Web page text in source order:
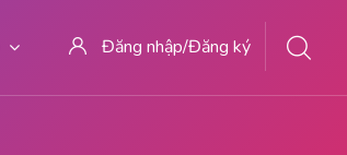
Đăng nhập/Đăng ký